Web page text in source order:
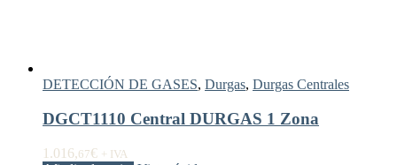
DETECCIÓN DE GASES, Durgas, Durgas Centrales
DGCT1110 Central DURGAS 1 Zona
1.016,67€ + IVA